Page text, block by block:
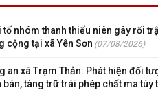
tố nhóm thanh thiếu niên gây rối
cộng tại xã Yên Sơn (07/08/2026)
an xã Trạm Thản: Phát hiện đối
bán, tàng trữ trái phép chất ma túy